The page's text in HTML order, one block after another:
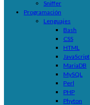
Sniffer
Programación
Lenguajes
Bash
CSS
HTML
JavaScript
MariaDB
MySQL
Perl
PHP
Phyton